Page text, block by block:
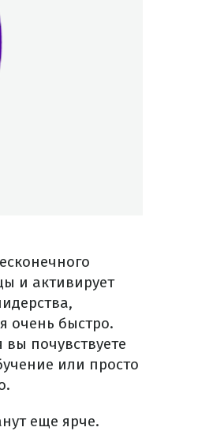
и активирует
очень быстро.
почувствуете
или просто
еще ярче.